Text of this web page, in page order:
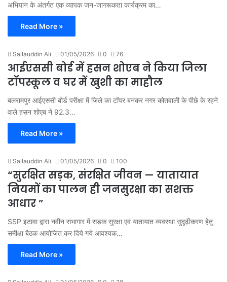
अभियान के अंतर्गत एक व्यापक जन-जागरूकता कार्यक्रम का…
Read More »
Sallauddin Ali 01/05/2026 0 76
आईएससी बोर्ड में हसन शोएब ने किया जिला
टॉपस्कूल व घर में खुशी का माहौल
बलरामपुर आईएससी बोर्ड परीक्षा में जिले का टॉपर बनकर नगर कोतवाली के पीछे के रहने
वाले हसन शोएब ने 92.3…
Read More »
Sallauddin Ali 01/05/2026 0 100
“सुरक्षित सड़क, संरक्षित जीवन — यातायात
नियमों का पालन ही जनसुरक्षा का सशक्त
आधार ”
SSP इटावा द्वारा नवीन सभागार में सड़क सुरक्षा एवं यातायात व्यवस्था सुदृढ़ीकरण हेतु
समीक्षा बैठक आयोजित कर दिये गये आवश्यक…
Read More »